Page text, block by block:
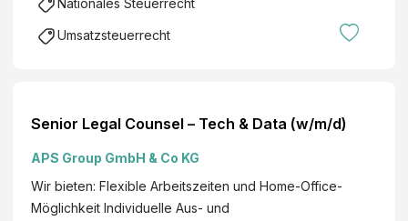
Umsatzsteuerrecht
Senior Legal Counsel – Tech & Data (w/m/d)
APS Group GmbH & Co KG
Wir bieten: Flexible Arbeitszeiten und Home-Office-
Möglichkeit Individuelle Aus- und